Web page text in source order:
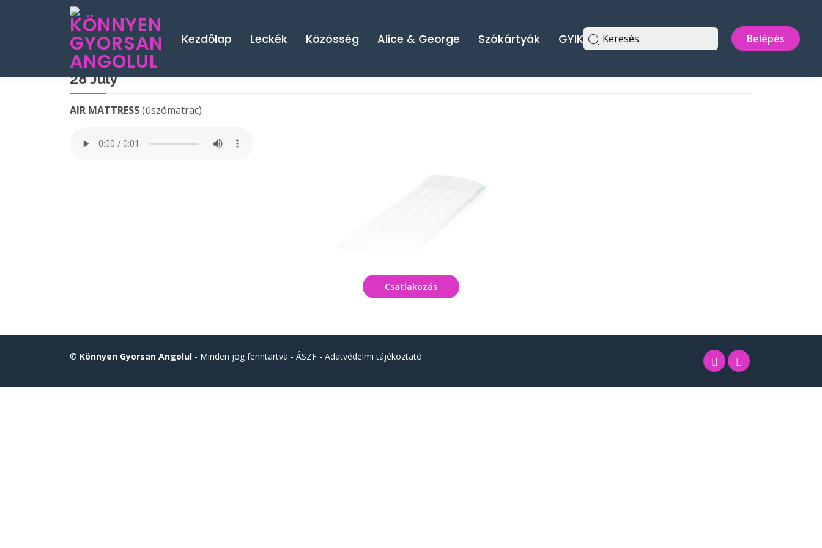
Kezdőlap Leckék Közösség Alice & George Szókártyák GYIK Keresés Belépés
28 July
AIR MATTRESS(úszómatrac)
Csatlakozás
© Könnyen Gyorsan Angolul - Minden jog fenntartva - ÁSZF - Adatvédelmi tájékoztató